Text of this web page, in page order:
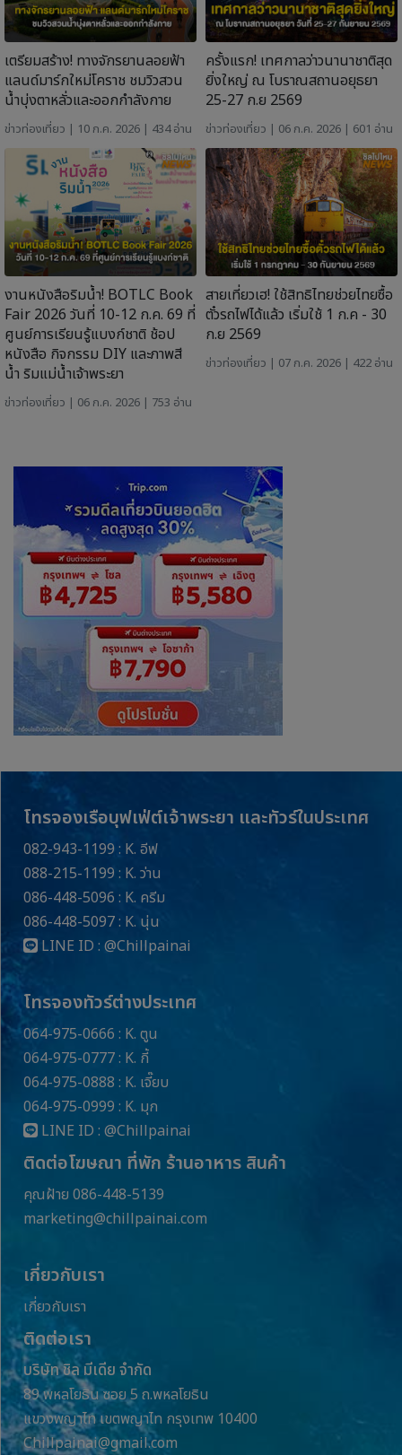
เตรียมสร้าง! ทางจักรยานลอยฟ้า
แลนด์มาร์กใหม่โคราช ชมวิวสวน
น้ำบุ่งตาหลั่วและออกกำลังกาย
ข่าวท่องเที่ยว | 10 ก.ค. 2026 | 434 อ่าน
ครั้งแรก! เทศกาลว่าวนานาชาติสุด
ยิ่งใหญ่ ณ โบราณสถานอยุธยา
25-27 ก.ย 2569
ข่าวท่องเที่ยว | 06 ก.ค. 2026 | 601 อ่าน
งานหนังสือริมน้ำ! BOTLC Book
Fair 2026 วันที่ 10-12 ก.ค. 69 ที่
ศูนย์การเรียนรู้แบงก์ชาติ ช้อป
หนังสือ กิจกรรม DIY และภาพสี
น้ำ ริมแม่น้ำเจ้าพระยา
ข่าวท่องเที่ยว | 06 ก.ค. 2026 | 753 อ่าน
สายเที่ยวเฮ! ใช้สิทธิไทยช่วยไทยซื้อ
ตั๋วรถไฟได้แล้ว เริ่มใช้ 1 ก.ค - 30
ก.ย 2569
ข่าวท่องเที่ยว | 07 ก.ค. 2026 | 422 อ่าน
โทรจองเรือบุฟเฟ่ต์เจ้าพระยา และทัวร์ในประเทศ
082-943-1199 : K. อีฟ
088-215-1199 : K. ว่าน
086-448-5096 : K. ครีม
086-448-5097 : K. นุ่น
LINE ID : @Chillpainai
โทรจองทัวร์ต่างประเทศ
064-975-0666 : K. ตูน
064-975-0777 : K. กี้
064-975-0888 : K. เจี๊ยบ
064-975-0999 : K. มุก
LINE ID : @Chillpainai
ติดต่อโฆษณา ที่พัก ร้านอาหาร สินค้า
คุณฝ้าย 086-448-5139
marketing@chillpainai.com
เกี่ยวกับเรา
เกี่ยวกับเรา
ติดต่อเรา
บริษัท ชิล มีเดีย จำกัด
89 พหลโยธิน ซอย 5 ถ.พหลโยธิน
แขวงพญาไท เขตพญาไท กรุงเทพ 10400
Chillpainai@gmail.com